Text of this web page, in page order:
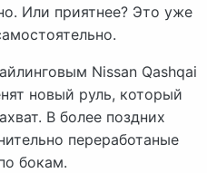
Или приятнее? Это уже
Nissan Qashqai
новый руль, который
В более поздних
переработаные
бокам.